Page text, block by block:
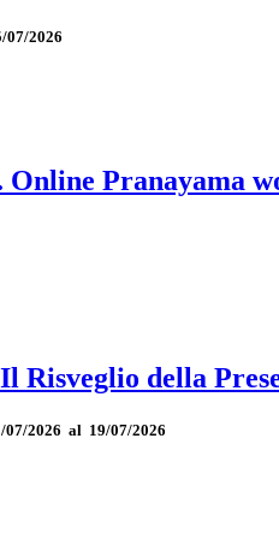
2026
Pranayama
Risveglio della
07/2026 al 19/07/2026